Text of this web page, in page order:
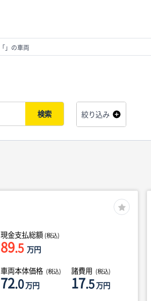
「」の車両
検索 絞り込み
現金支払総額 (税込)
89.5 万円
車両本体価格 (税込)
72.0万円
諸費用 (税込)
17.5万円